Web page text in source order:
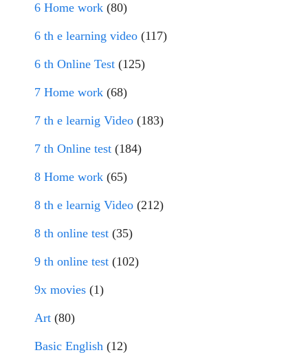
6 Home work (80)
6 th e learning video (117)
6 th Online Test (125)
7 Home work (68)
7 th e learnig Video (183)
7 th Online test (184)
8 Home work (65)
8 th e learnig Video (212)
8 th online test (35)
9 th online test (102)
9x movies (1)
Art (80)
Basic English (12)